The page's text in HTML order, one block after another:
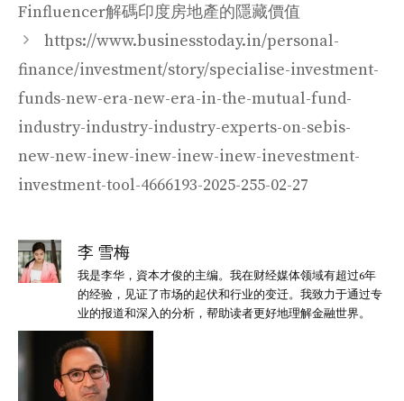
Finfluencer解碼印度房地產的隱藏價值
https://www.businesstoday.in/personal-
finance/investment/story/specialise-investment-
funds-new-era-new-era-in-the-mutual-fund-
industry-industry-industry-experts-on-sebis-
new-new-inew-inew-inew-inew-inevestment-
investment-tool-4666193-2025-255-02-27
李 雪梅
我是李华，資本才俊的主编。我在财经媒体领域有超过6年
的经验，见证了市场的起伏和行业的变迁。我致力于通过专
业的报道和深入的分析，帮助读者更好地理解金融世界。